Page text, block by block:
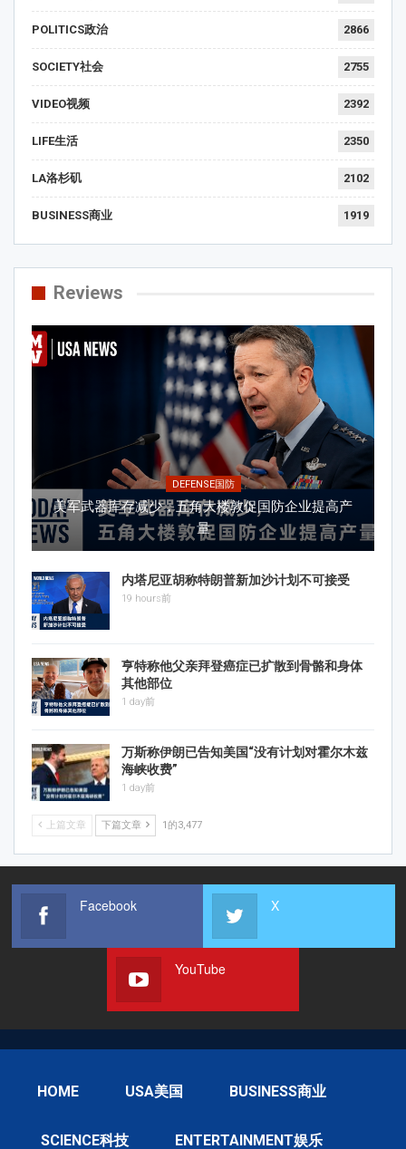
POLITICS政治 2866
SOCIETY社会 2755
VIDEO视频 2392
LIFE生活 2350
LA洛杉矶 2102
BUSINESS商业 1919
Reviews
DEFENSE国防
美军武器库存减少，五角大楼敦促国防企业提高产
量
内塔尼亚胡称特朗普新加沙计划不可接受
19 hours前
亨特称他父亲拜登癌症已扩散到骨骼和身体
其他部位
1 day前
万斯称伊朗已告知美国“没有计划对霍尔木兹
海峡收费”
1 day前
上篇文章 下篇文章 1的3,477
Facebook X
YouTube
HOME USA美国 BUSINESS商业
SCIENCE科技 ENTERTAINMENT娱乐